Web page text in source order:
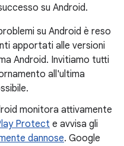
su Android.
su Android è reso
apportati alle versioni
Android. Invitiamo tutti
all'ultima
monitora attivamente
Protect e avvisa gli
dannose. Google